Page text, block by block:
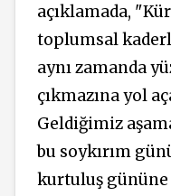
açıklamada,
toplumsal
aynı zamanda
çıkmazına yol
Geldiğimiz
bu soykırım
kurtuluş